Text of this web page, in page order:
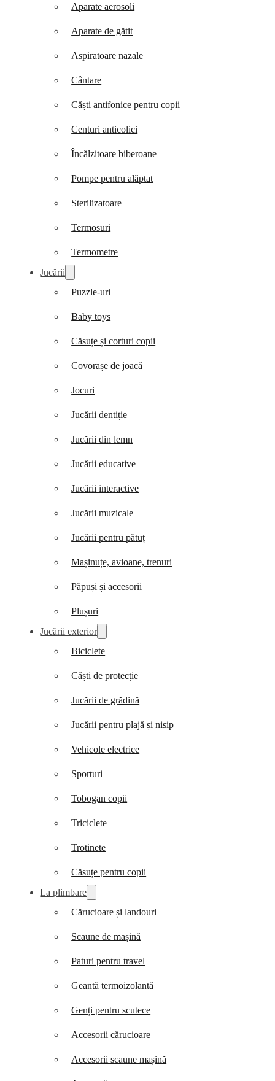
Aparate aerosoli
Aparate de gătit
Aspiratoare nazale
Cântare
Căști antifonice pentru copii
Centuri anticolici
Încălzitoare biberoane
Pompe pentru alăptat
Sterilizatoare
Termosuri
Termometre
Jucării
Puzzle-uri
Baby toys
Căsuțe și corturi copii
Covorașe de joacă
Jocuri
Jucării dentiție
Jucării din lemn
Jucării educative
Jucării interactive
Jucării muzicale
Jucării pentru pătuț
Mașinuțe, avioane, trenuri
Păpuși și accesorii
Plușuri
Jucării exterior
Biciclete
Căști de protecție
Jucării de grădină
Jucării pentru plajă și nisip
Vehicole electrice
Sporturi
Tobogan copii
Triciclete
Trotinete
Căsuțe pentru copii
La plimbare
Cărucioare și landouri
Scaune de mașină
Paturi pentru travel
Geantă termoizolantă
Genți pentru scutece
Accesorii cărucioare
Accesorii scaune mașină